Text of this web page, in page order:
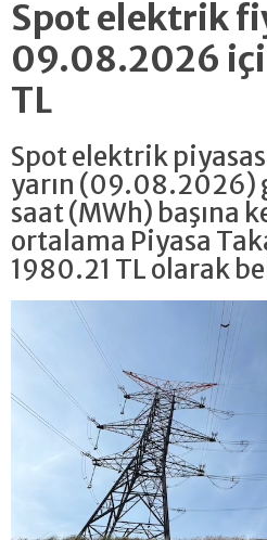
Spot elektrik
09.08.2026
TL
Spot elektrik
yarın (09.08.2026)
saat (MWh) başına
ortalama Piyasa
1980.21 TL olarak